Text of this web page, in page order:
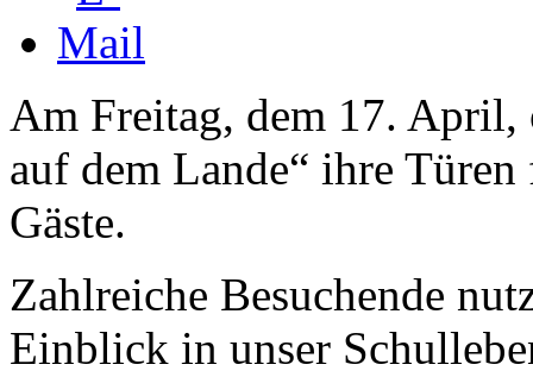
Am Freitag, dem 17. April,
auf dem Lande“ ihre
Gäste.
Zahlreiche Besuchende
Einblick in unser